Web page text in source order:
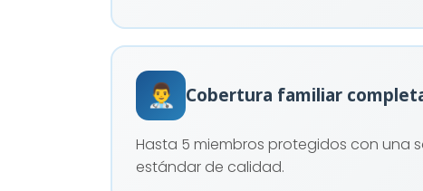
👨‍⚕️ Cobertura familiar
Hasta 5 miembros protegidos con una
estándar de calidad.